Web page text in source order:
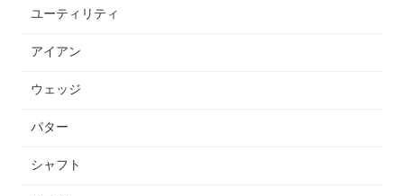
ユーティリティ
アイアン
ウェッジ
パター
シャフト